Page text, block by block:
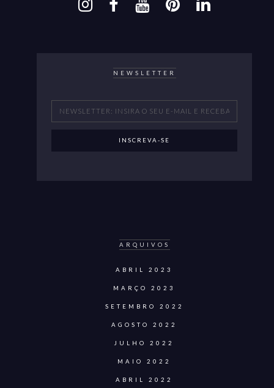
NEWSLETTER
ARQUIVOS
ABRIL 2023
MARÇO 2023
SETEMBRO 2022
AGOSTO 2022
JULHO 2022
MAIO 2022
ABRIL 2022